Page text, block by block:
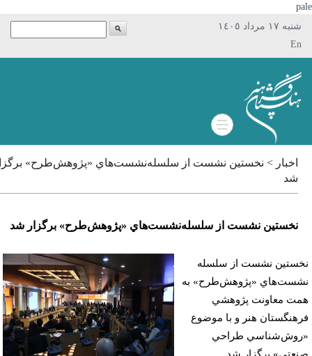
شنبه ١٧ مرداد ١٤٠٥
En
اخبار > نخستين نشست از سلسله‌نشست‌هاي «پژوهش‌طرح» برگزار
شد
نخستين نشست از سلسله‌نشست‌هاي «پژوهش‌طرح» برگزار شد
نشست از سلسله
«پژوهش‌طرح» به
معاونت پژوهشي
هنر و با موضوع
طراحي‌